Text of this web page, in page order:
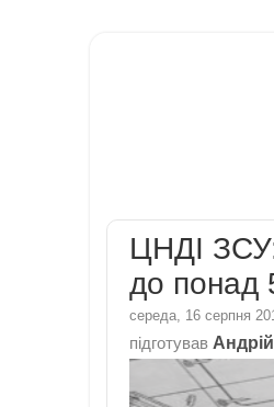
ЦНДІ
до понад
середа, 16 серпня
підготував